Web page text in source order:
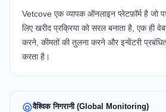
Vetcove एक व्यापक ऑनलाइन प्लेटफ़ॉर्म है जो
लिए खरीद प्रक्रिया को सरल बनाता है, एक ही
करने, कीमतों की तुलना करने और इन्वेंटरी
करता है।
वैश्विक निगरानी (Global Monitoring)